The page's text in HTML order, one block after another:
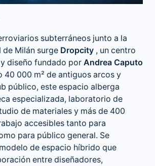
subterráneos junto a la
Milán surge Dropcity , un centro
diseño fundado por Andrea Caputo
40 000 m² de antiguos arcos y
público, este espacio alberga
especializada, laboratorio de
de materiales y más de 400
accesibles tanto para
para público general. Se
de espacio híbrido que
entre diseñadores,